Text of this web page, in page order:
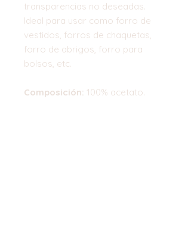
transparencias no deseadas.
Ideal para usar como forro de
vestidos, forros de chaquetas,
forro de abrigos, forro para
bolsos, etc.
Composición: 100% acetato.